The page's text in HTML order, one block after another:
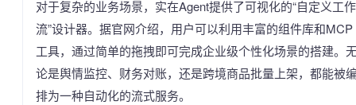
对于复杂的业务场景，实在Agent提供了可视化的“自定义工作
流”设计器。据官网介绍，用户可以利用丰富的组件库和MCP
工具，通过简单的拖拽即可完成企业级个性化场景的搭建。
论是舆情监控、财务对账，还是跨境商品批量上架，都能被
排为一种自动化的流式服务。